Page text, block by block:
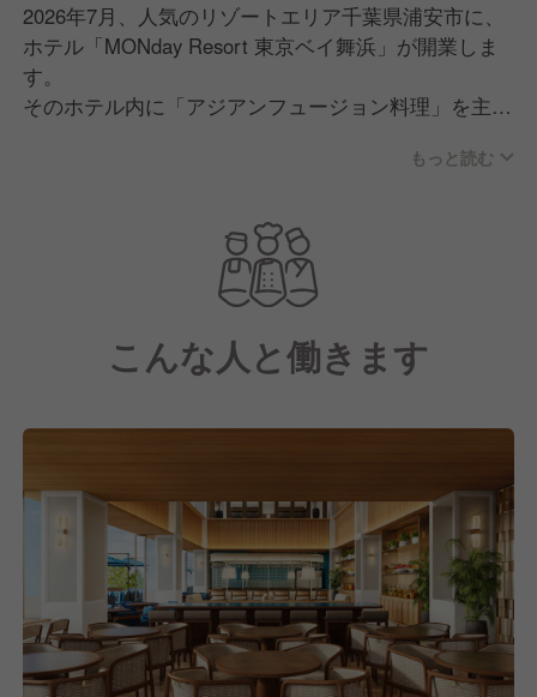
2026年7月、人気のリゾートエリア千葉県浦安市に、
ホテル「MONday Resort 東京ベイ舞浜」が開業しま
す。
そのホテル内に「アジアンフュージョン料理」を主軸
吹き抜けの開放的な店内空間のすぐそばにはプールを
メニューはアジア各国の料理、メキシカンなどエスニ
ックな要素も取り入れたフュージョン料理を提供予
定、驚きと発見、感動のある食体験を実現します。
運営会社は国内外で20以上の施設を運営中、安定した
もうれしいポイント◎
ていくやりがいと、新しいことに挑戦できるチャンス
があります。
もっと読む
こんな人と働きます